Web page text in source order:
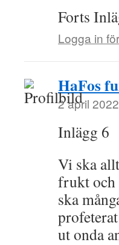
Forts
Logga in
HaFos
2 april
Inlägg 6
Vi ska
frukt och
ska
ut onda